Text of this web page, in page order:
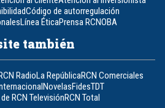
Código de autorregulación
Línea ÉticaPrensa RCNOBA
también
RadioLa RepúblicaRCN Comerciales
NovelasFidesTDT
RCN TelevisiónRCN Total